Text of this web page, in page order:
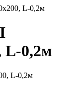
L-0,2м
L-0,2м